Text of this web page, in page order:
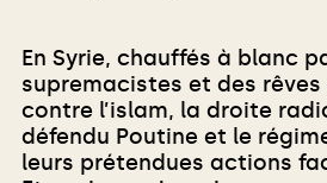
En Syrie, chauffés à blanc
supremacistes et des
contre l’islam, la droite
défendu Poutine et le
leurs prétendues actions